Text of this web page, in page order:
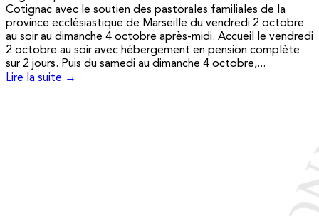
Cotignac avec le soutien des pastorales familiales de la
province ecclésiastique de Marseille du vendredi 2 octobre
au soir au dimanche 4 octobre après-midi. Accueil le vendredi
2 octobre au soir avec hébergement en pension complète
sur 2 jours. Puis du samedi au dimanche 4 octobre,...
Lire la suite →